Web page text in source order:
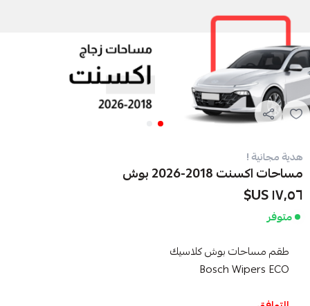
هدية مجانية !
مساحات اكسنت 2018-2026 بوش
١٧٫٥٦ US$
متوفر
طقم مساحات بوش كلاسيك
Bosch Wipers ECO